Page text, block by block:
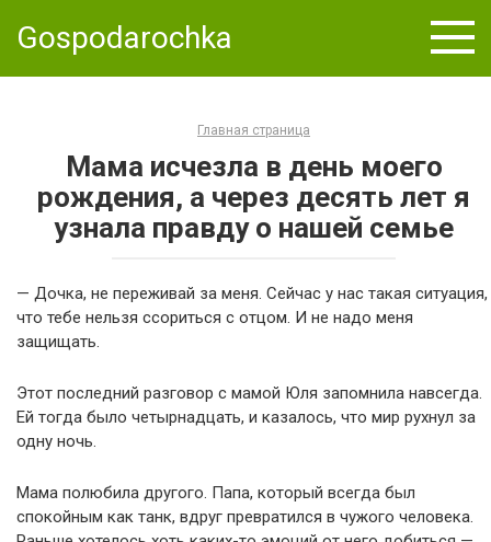
Gospodarochka
Главная страница
Мама исчезла в день моего
рождения, а через десять лет я
узнала правду о нашей семье
— Дочка, не переживай за меня. Сейчас у нас такая ситуация,
что тебе нельзя ссориться с отцом. И не надо меня
защищать.
Этот последний разговор с мамой Юля запомнила навсегда.
Ей тогда было четырнадцать, и казалось, что мир рухнул за
одну ночь.
Мама полюбила другого. Папа, который всегда был
спокойным как танк, вдруг превратился в чужого человека.